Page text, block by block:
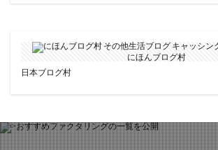
にほんブログ村
日本ブログ村